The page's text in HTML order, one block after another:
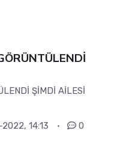
ŞİMDİ AİLESİ
14:13 0